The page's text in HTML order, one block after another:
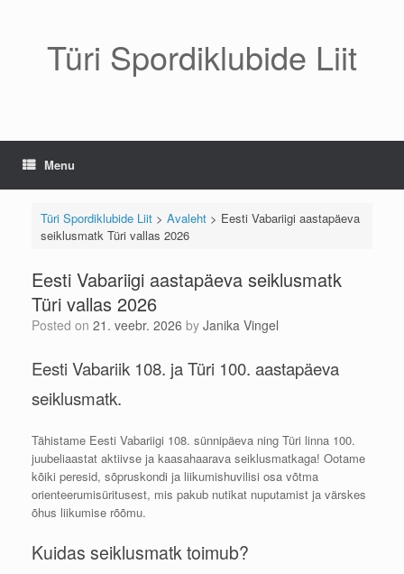
Türi Spordiklubide Liit
Menu
Türi Spordiklubide Liit> Avaleht> Eesti Vabariigi aastapäeva
seiklusmatk Türi vallas 2026
Eesti Vabariigi aastapäeva seiklusmatk
Türi vallas 2026
Posted on 21. veebr. 2026 by Janika Vingel
Eesti Vabariik 108. ja Türi 100. aastapäeva
seiklusmatk.
Tähistame Eesti Vabariigi 108. sünnipäeva ning Türi linna 100.
juubeliaastat aktiivse ja kaasahaarava seiklusmatkaga! Ootame
kõiki peresid, sõpruskondi ja liikumishuvilisi osa võtma
orienteerumisüritusest, mis pakub nutikat nuputamist ja värskes
õhus liikumise rõõmu.
Kuidas seiklusmatk toimub?